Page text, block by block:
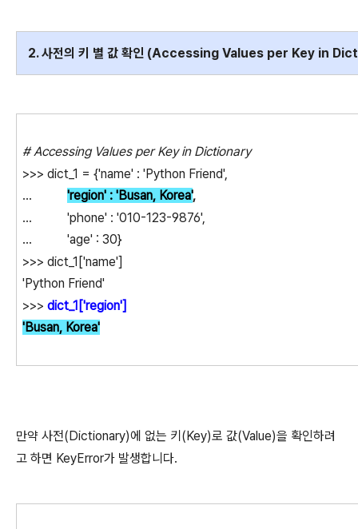
2. 사전의 키 별 값 확인 (Accessing Values per Key in
# Accessing Values per Key in Dictionary
>>> dict_1 = {'name' : 'Python Friend',
... 'region' : 'Busan, Korea',
... 'phone' : '010-123-9876',
... 'age' : 30}
>>> dict_1['name']
'Python Friend'
>>> dict_1['region']
'Busan, Korea'
만약 사전(Dictionary)에 없는 키(Key)로 값(Value)을 확인하려
고 하면 KeyError가 발생합니다.